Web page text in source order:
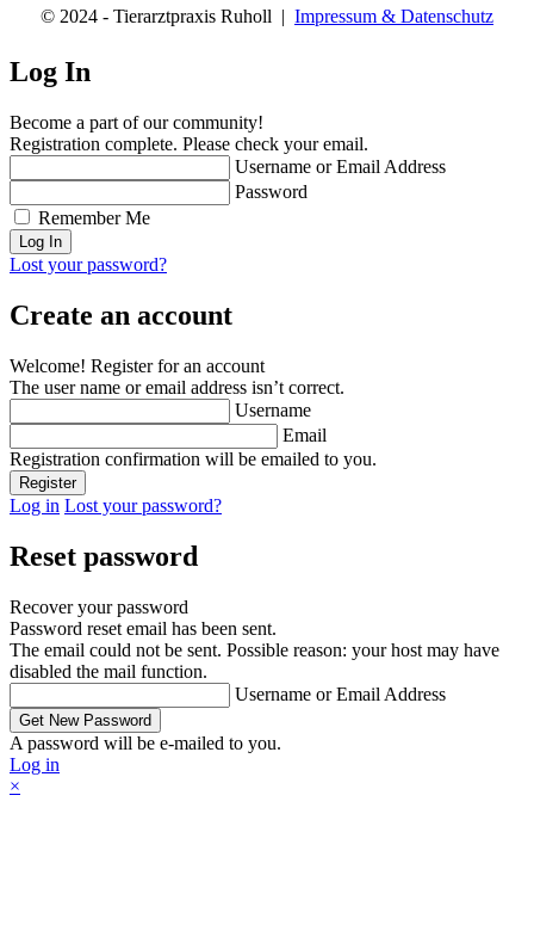
© 2024 - Tierarztpraxis Ruholl | Impressum & Datenschutz
Log In
Become a part of our community!
Registration complete. Please check your email.
Username or Email Address
Password
Remember Me
Lost your password?
Create an account
Welcome! Register for an account
The user name or email address isn’t correct.
Username
Email
Registration confirmation will be emailed to you.
Log in Lost your password?
Reset password
Recover your password
Password reset email has been sent.
The email could not be sent. Possible reason: your host may have
disabled the mail function.
Username or Email Address
A password will be e-mailed to you.
Log in
×